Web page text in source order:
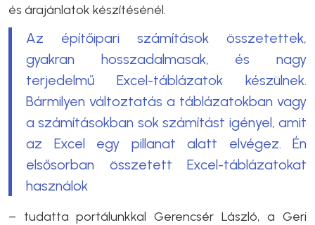
és árajánlatok készítésénél.
Az építőipari számítások összetettek,
gyakran hosszadalmasak, és nagy
terjedelmű Excel-táblázatok készülnek.
Bármilyen változtatás a táblázatokban vagy
a számításokban sok számítást igényel, amit
az Excel egy pillanat alatt elvégez. Én
elsősorban összetett Excel-táblázatokat
használok
– tudatta portálunkkal Gerencsér László, a Geri